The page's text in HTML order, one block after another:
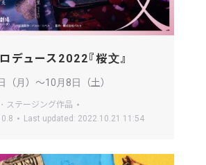
デュース2022『桜文』
（月）〜10月8日（土）
ステージング作品
Last updated: 2022.10.21 11:54